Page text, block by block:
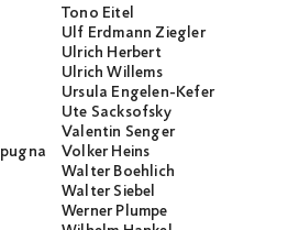
Tono Eitel
Ulf Erdmann Ziegler
Ulrich Herbert
Ulrich Willems
Ursula Engelen-Kefer
Ute Sacksofsky
Valentin Senger
Volker Heins
Walter Boehlich
Walter Siebel
Werner Plumpe